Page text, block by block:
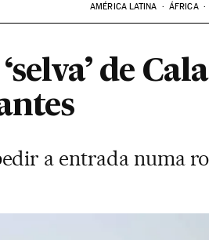
AMÉRICA LATINA ÁFRICA
de
a entrada numa